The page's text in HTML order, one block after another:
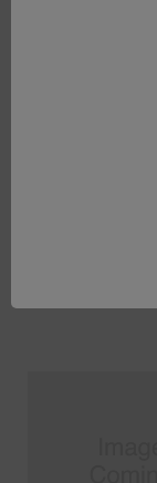
Connectez-